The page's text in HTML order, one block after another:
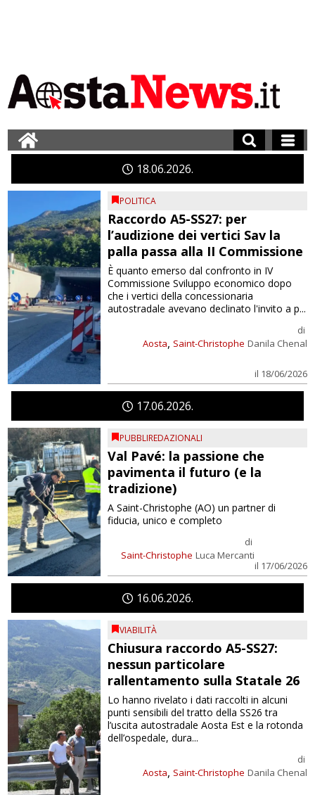
1806 2026
POLITICA
Raccordo A5-SS27: per
l’audizione dei vertici Sav la
palla passa alla II Commissione
Aosta, Saint-Christophe
di
Danila Chenal
il 18/06/2026
È quanto emerso dal confronto in IV
Commissione Sviluppo economico dopo
che i vertici della concessionaria
autostradale avevano declinato l'invito a p...
1706 2026
PUBBLIREDAZIONALI
Val Pavé: la passione che
pavimenta il futuro (e la
tradizione)
Saint-Christophe
di
Luca Mercanti
il 17/06/2026
A Saint-Christophe (AO) un partner di
fiducia, unico e completo
1606 2026
VIABILITÀ
Chiusura raccordo A5-SS27:
nessun particolare
rallentamento sulla Statale 26
Aosta, Saint-Christophe
di
Danila Chenal
Lo hanno rivelato i dati raccolti in alcuni
punti sensibili del tratto della SS26 tra
l’uscita autostradale Aosta Est e la rotonda
dell’ospedale, dura...